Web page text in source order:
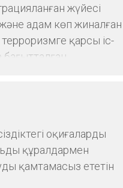
жүйесі
адам көп жиналған
қарсы іс-
бағытталған.
оқиғаларды
құралдармен
қамтамасыз ететін